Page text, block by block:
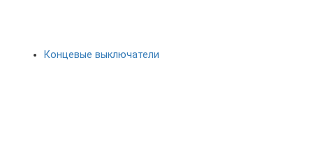
Концевые выключатели